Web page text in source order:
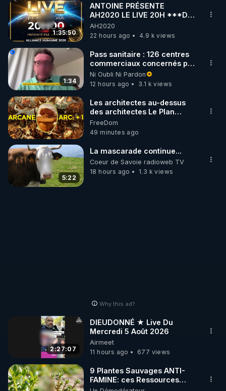
1:35:50
ANTOINE PRÉSENTE
AH2020 LE LIVE 20H ***DU
06/08/2026***
AH2020
22 hours ago
4.9 k views
1:34
Pass sanitaire : 126 centres
commerciaux concernés par
l'obligation dans toute la
France
Ni Oubli Ni Pardon
12 hours ago
3.1 k views
Les architectes au-dessus
des architectes Le Plan
Arcanique documente les
constructions des
administrateurs de niveau
humain. Cet article précise à
***
https://naradigmshift.substack.com/
FreeDom
49 minutes ago
5:22
La mascarade continue...
Coeur de Savoie radioweb TV
18 hours ago
1.3 k views
Why this ad?
2:27:07
DIEUDONNÉ ★ Live Du
Mercredi 5 Août 2026
Airmeet
11 hours ago
677 views
9 Plantes Sauvages ANTI-
FAMINE: ces Ressources